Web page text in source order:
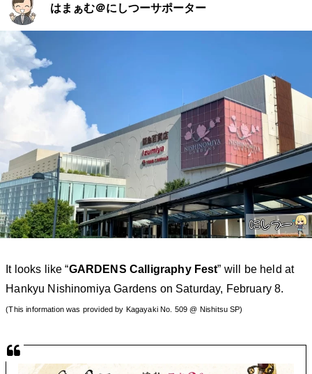
はまぁむ＠にしつーサポーター
It looks like “GARDENS Calligraphy Fest” will be held at
Hankyu Nishinomiya Gardens on Saturday, February 8.
(This information was provided by Kagayaki No. 509 @ Nishitsu SP)